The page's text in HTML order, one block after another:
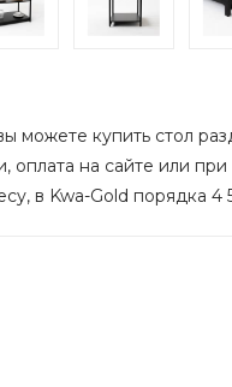
можете купить cтол
на сайте или
в Kwa-Gold порядка 4